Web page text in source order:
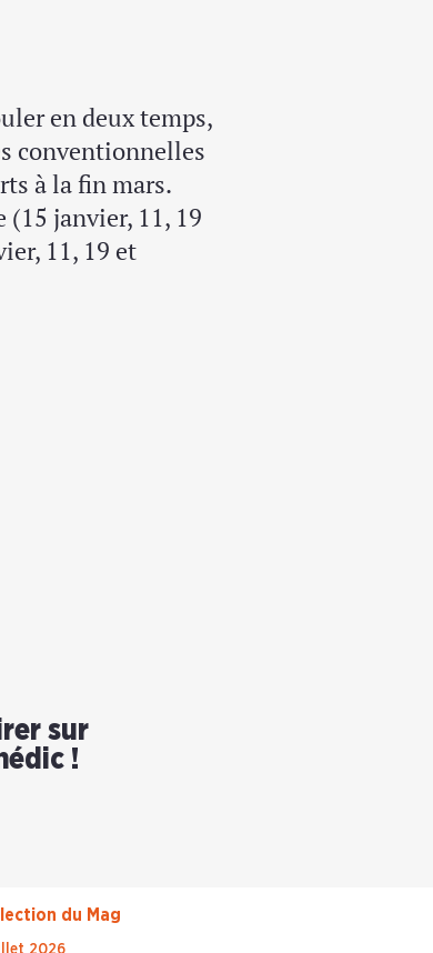
en deux temps,
conventionnelles
à la fin mars.
(15 janvier, 11, 19
11, 19 et
sur
!
du Mag
2026